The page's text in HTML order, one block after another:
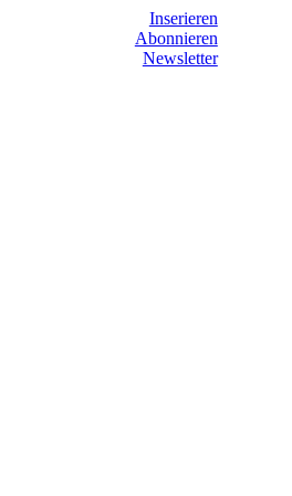
Inserieren
Abonnieren
Newsletter